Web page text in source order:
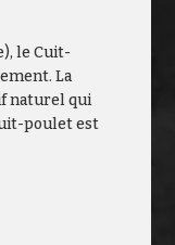
le Cuit-
La
naturel qui
poulet est